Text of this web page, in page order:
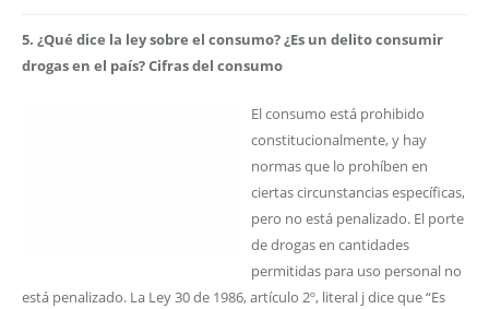
5. ¿Qué dice la ley sobre el consumo? ¿Es un delito consumir
drogas en el país? Cifras del consumo
El consumo está prohibido
constitucionalmente, y hay
normas que lo prohíben en
ciertas circunstancias específicas,
pero no está penalizado. El porte
de drogas en cantidades
permitidas para uso personal no
está penalizado. La Ley 30 de 1986, artículo 2º, literal j dice que “Es